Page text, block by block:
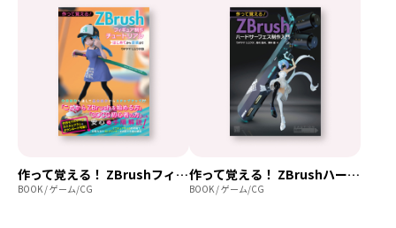
作って覚える！ ZBrushフィギュア制作チュートリアル -はじめてから塗装まで-
BOOK / ゲーム/CG
作って覚える！ ZBrushハードサーフェス制作入門
BOOK / ゲーム/CG